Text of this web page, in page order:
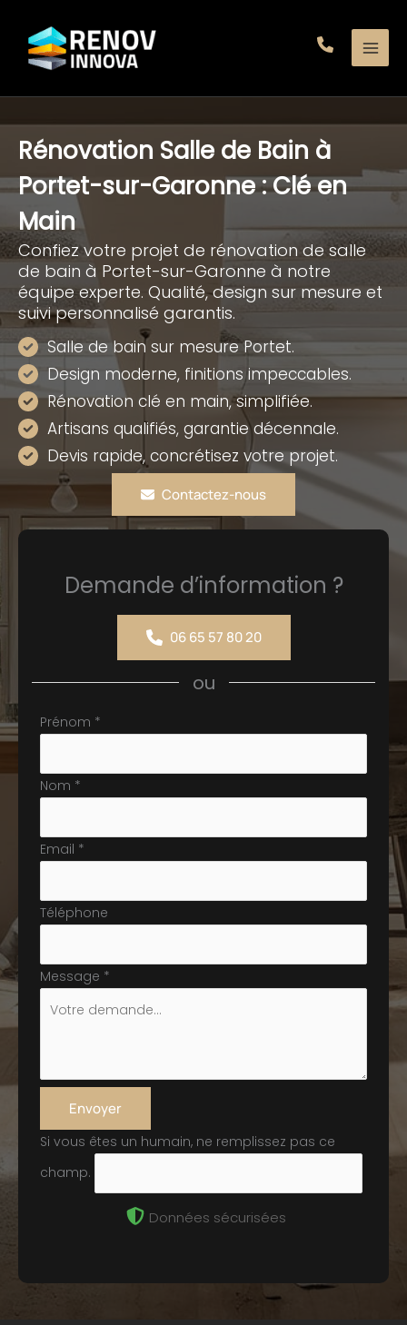
contenu
Rénovation Salle de Bain à
Portet-sur-Garonne : Clé en
Main
Confiez votre projet de rénovation de salle
de bain à Portet-sur-Garonne à notre
équipe experte. Qualité, design sur mesure et
suivi personnalisé garantis.
Salle de bain sur mesure Portet.
Design moderne, finitions impeccables.
Rénovation clé en main, simplifiée.
Artisans qualifiés, garantie décennale.
Devis rapide, concrétisez votre projet.
Contactez-nous
Demande d’information ?
06 65 57 80 20
ou
Formulaire
téléphone
Prénom *
Nom *
Email *
Téléphone
Message *
Envoyer
Si vous êtes un humain, ne remplissez pas ce
champ.
Données sécurisées